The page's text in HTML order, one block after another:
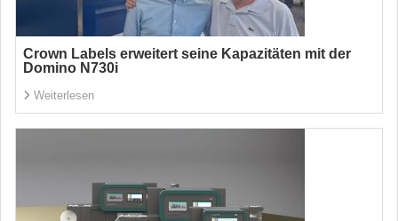
Crown Labels erweitert seine Kapazitäten mit der
Domino N730i
Weiterlesen